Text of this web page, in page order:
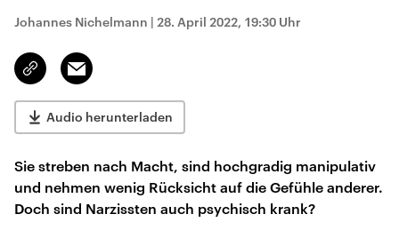
Johannes Nichelmann | 28. April 2022, 19:30 Uhr
Link
kopieren/teilen
Email
Audio herunterladen
Sie streben nach Macht, sind hochgradig manipulativ
und nehmen wenig Rücksicht auf die Gefühle anderer.
Doch sind Narzissten auch psychisch krank?